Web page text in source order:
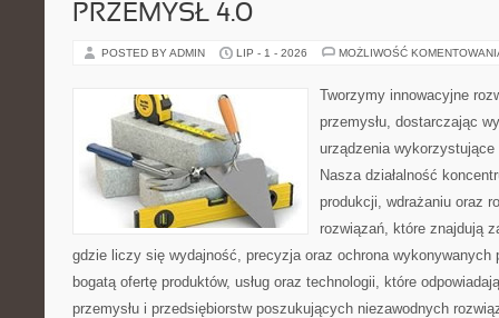
PRZEMYSŁ 4.0
POSTED BY ADMIN LIP - 1 - 2026 MOŻLIWOŚĆ
Tworzymy innowacyjne
przemysłu, dostarczając
urządzenia
Nasza działalność
produkcji, wdrażaniu oraz
rozwiązań, które znajdują
gdzie liczy się wydajność, precyzja oraz ochrona wykonywanych
bogatą ofertę produktów, usług oraz technologii, które
przemysłu i przedsiębiorstw poszukujących niezawodnych